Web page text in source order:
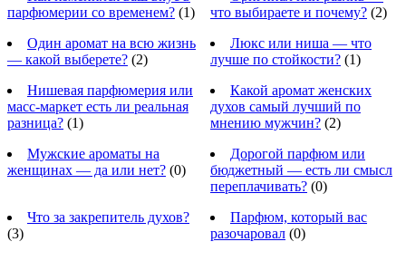
парфюмерии со временем? (1)
что выбираете и почему? (2)
Один аромат на всю жизнь
— какой выберете? (2)
Люкс или ниша — что
лучше по стойкости? (1)
Нишевая парфюмерия или
масс-маркет есть ли реальная
разница? (1)
Какой аромат женских
духов самый лучший по
мнению мужчин? (2)
Мужские ароматы на
женщинах — да или нет? (0)
Дорогой парфюм или
бюджетный — есть ли смысл
переплачивать? (0)
Что за закрепитель духов?
(3)
Парфюм, который вас
разочаровал (0)